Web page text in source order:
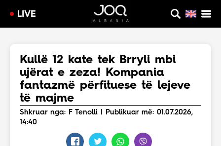
LIVE
Kullë 12 kate tek Brryli mbi
ujërat e zeza! Kompania
fantazmë përfituese të lejeve
të majme
Shkruar nga: F Tenolli | Publikuar më: 01.07.2026,
14:40